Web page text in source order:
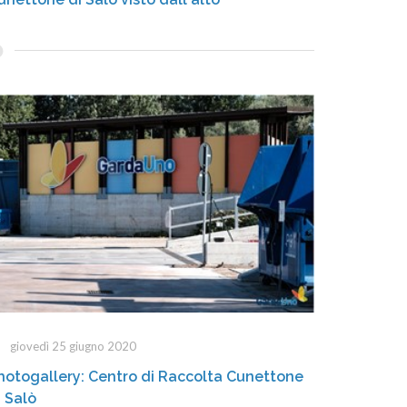
giovedì 25 giugno 2020
Centro di Raccolta Cunettone
Salò